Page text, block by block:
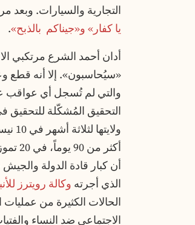
التجارية والسيارات. وبعد
يا كفار» و«جيناكم بالذبح».
أدان أحمد الشرع مرتكبي
«سيُحاسبون». إلا أنه قطع
والتي لم تُسجل أي عواقب
أن كبار قادة الدولة
الذي أجرته وكالة رويترز
الحالات الكثيرة من عمليات
الاجتماعي ضد النساء